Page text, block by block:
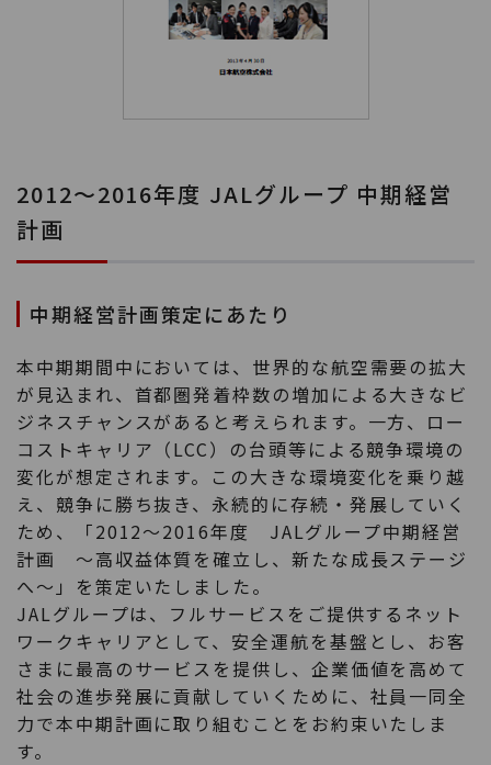
2012～2016年度 JALグループ 中期経営
計画
中期経営計画策定にあたり
本中期期間中においては、世界的な航空需要の拡大
が見込まれ、首都圏発着枠数の増加による大きなビ
ジネスチャンスがあると考えられます。一方、ロー
コストキャリア（LCC）の台頭等による競争環境の
変化が想定されます。この大きな環境変化を乗り越
え、競争に勝ち抜き、永続的に存続・発展していく
ため、「2012～2016年度 JALグループ中期経営
計画 ～高収益体質を確立し、新たな成長ステージ
へ～」を策定いたしました。
JALグループは、フルサービスをご提供するネット
ワークキャリアとして、安全運航を基盤とし、お客
さまに最高のサービスを提供し、企業価値を高めて
社会の進歩発展に貢献していくために、社員一同全
力で本中期計画に取り組むことをお約束いたしま
す。